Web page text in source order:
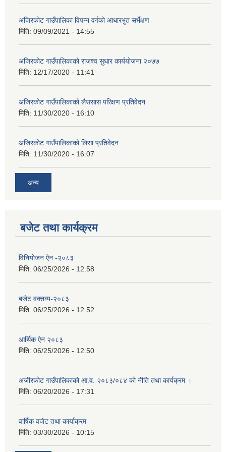
अजिरकाेट गाउँपालिका विपन्न वर्गकाे आधारभुत सर्भेक्षण
मिति: 09/09/2021 - 14:55
अजिरकोट गाउँपालिकाको राजश्व सुधार कार्ययोजना २०७७
मिति: 12/17/2020 - 11:41
अजिरकोट गाउँपालिकाको लैससास परिक्षण प्रतिवेदन
मिति: 11/30/2020 - 16:10
अजिरकोट गाउँपालिकाको लिसा प्रतिवेदन
मिति: 11/30/2020 - 16:07
अन्य
बजेट तथा कार्यक्रम
विनियोजन ऐन -२०८३
मिति: 06/25/2026 - 12:58
बजेट वक्तव्य-२०८३
मिति: 06/25/2026 - 12:52
आर्थिक ऐन २०८३
मिति: 06/25/2026 - 12:50
अजीरकोट गाउँपालिकाको आ.व. २०८३/०८४ को नीति तथा कार्यक्रम ।
मिति: 06/20/2026 - 17:31
वार्षिक वजेट तथा कार्याक्रम
मिति: 03/30/2026 - 10:15